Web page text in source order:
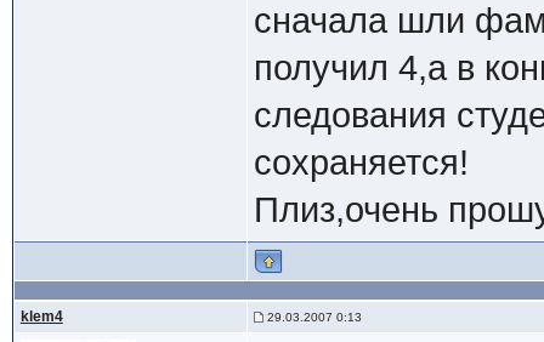
сначала шли
получил 4,а в
следования
сохраняется!
Плиз,очень
klem4 29.03.2007 0:13